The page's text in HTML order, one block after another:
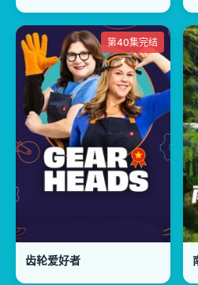
第40集完结
齿轮爱好者